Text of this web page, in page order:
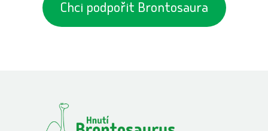
Chci podpořit Brontosaura